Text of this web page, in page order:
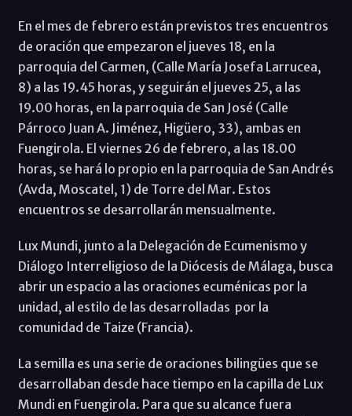
En el mes de febrero están previstos tres encuentros
de oración que empezaron el jueves 18, en la
parroquia del Carmen, (Calle María Josefa Larrucea,
8) a las 19.45 horas, y seguirán el jueves 25, a las
19.00 horas, en la parroquia de San José (Calle
Párroco Juan A. Jiménez, Higüero, 33), ambas en
Fuengirola. El viernes 26 de febrero, a las 18.00
horas, se hará lo propio en la parroquia de San Andrés
(Avda, Moscatel, 1) de Torre del Mar. Estos
encuentros se desarrollarán mensualmente.
Lux Mundi, junto a la Delegación de Ecumenismo y
Diálogo Interreligioso de la Diócesis de Málaga, busca
abrir un espacio a las oraciones ecuménicas por la
unidad, al estilo de las desarrolladas por la
comunidad de Taize (Francia).
La semilla es una serie de oraciones bilingües que se
desarrollaban desde hace tiempo en la capilla de Lux
Mundi en Fuengirola. Para que su alcance fuera